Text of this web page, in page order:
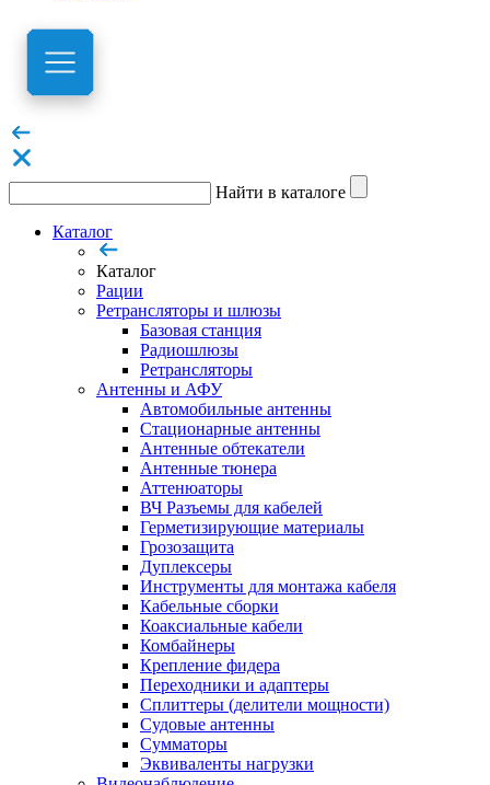
Найти в каталоге
Каталог
Каталог
Рации
Ретрансляторы и шлюзы
Базовая станция
Радиошлюзы
Ретрансляторы
Антенны и АФУ
Автомобильные антенны
Стационарные антенны
Антенные обтекатели
Антенные тюнера
Аттенюаторы
ВЧ Разъемы для кабелей
Герметизирующие материалы
Грозозащита
Дуплексеры
Инструменты для монтажа кабеля
Кабельные сборки
Коаксиальные кабели
Комбайнеры
Крепление фидера
Переходники и адаптеры
Сплиттеры (делители мощности)
Судовые антенны
Сумматоры
Эквиваленты нагрузки